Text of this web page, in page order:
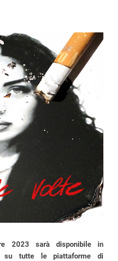
2023 sarà disponibile in
su tutte le piattaforme di